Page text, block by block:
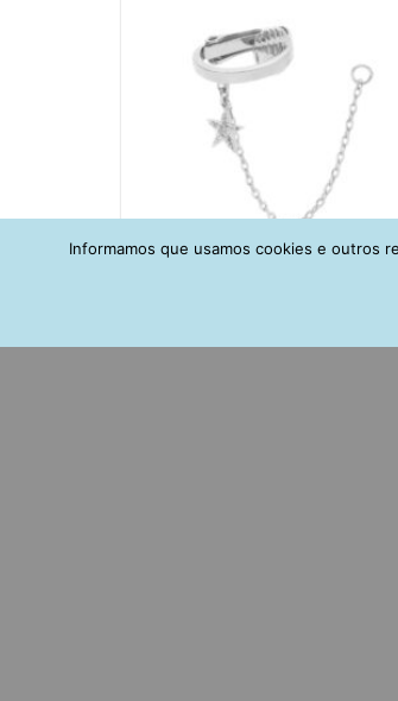
Corrente Ródio Semi Joia
Informamos que usamos cookies e outros